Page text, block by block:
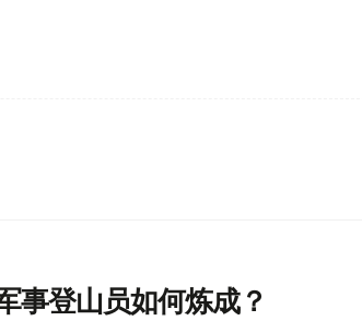
事登山员如何炼成？